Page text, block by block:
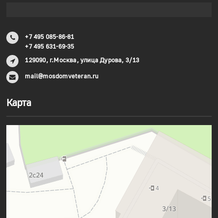
+7 495 085-86-81
+7 495 631-69-35
129090, г.Москва, улица Дурова, 3/13
mail@mosdomveteran.ru
Карта